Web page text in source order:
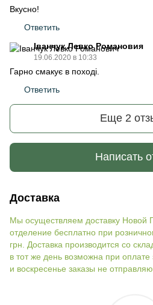
Вкусно!
Ответить
Іванчук Левко Романовия
19.06.2020 в 10:33
Гарно смакує в поході.
Ответить
Еще 2
Написать
Доставка
Мы осуществляем доставку Новой
отделение бесплатно при
грн. Доставка производится со
в тот же день возможна при оплате
и воскресенье заказы не